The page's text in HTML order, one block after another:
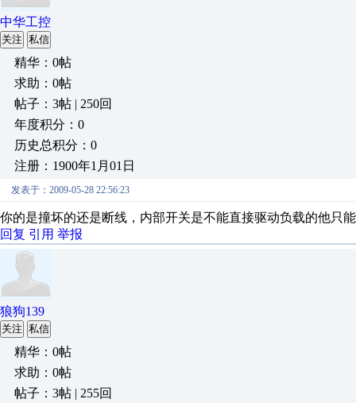
中华工控
关注 私信
精华：0帖
求助：0帖
帖子：3帖 | 250回
年度积分：0
历史总积分：0
注册：1900年1月01日
发表于：2009-05-28 22:56:23
你的是撞坏的还是断线，内部开关是不能直接驱动负载的他只
回复 引用 举报
狼狗139
关注 私信
精华：0帖
求助：0帖
帖子：3帖 | 255回